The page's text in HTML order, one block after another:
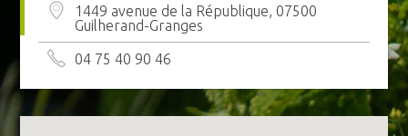
1449 avenue de la République, 07500
Guilherand-Granges
04 75 40 90 46